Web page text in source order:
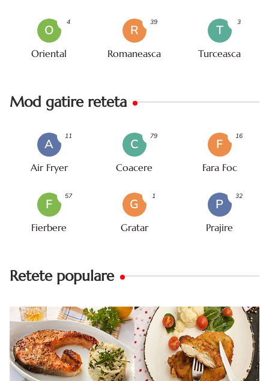
O
Oriental
4
R
Romaneasca
39
T
Turceasca
3
Mod gatire reteta
A
Air Fryer
11
C
Coacere
79
F
Fara Foc
16
F
Fierbere
57
G
Gratar
1
P
Prajire
32
Retete populare